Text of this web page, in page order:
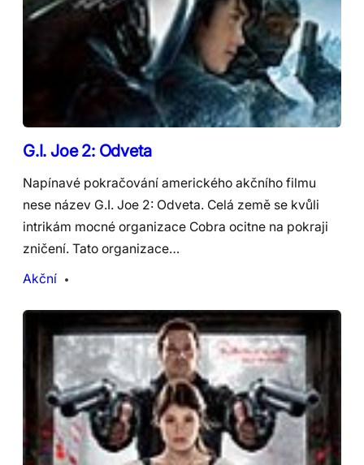
G.I. Joe 2: Odveta
Napínavé pokračování amerického akčního filmu
nese název G.I. Joe 2: Odveta. Celá země se kvůli
intrikám mocné organizace Cobra ocitne na pokraji
zničení. Tato organizace…
Akční